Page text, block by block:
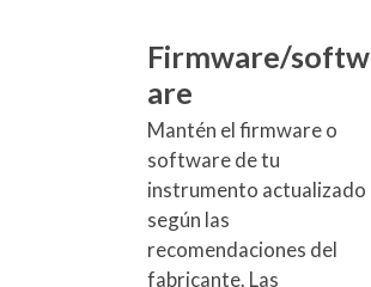
Firmware/softw
are
Mantén el firmware o
software de tu
instrumento actualizado
según las
recomendaciones del
fabricante. Las